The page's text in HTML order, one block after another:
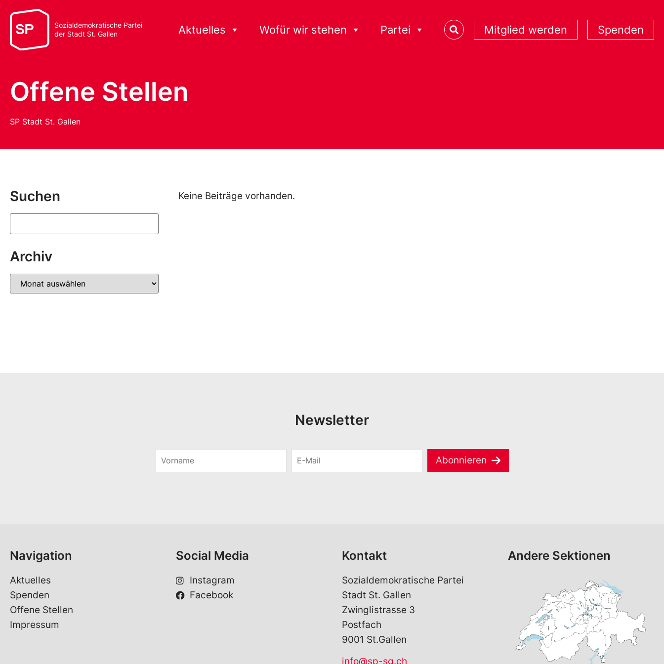
Sozialdemokratische Partei
der Stadt St. Gallen
Aktuelles Wofür wir stehen Partei Mitglied werden Spenden
Offene Stellen
SP Stadt St. Gallen
Suchen
Archiv
Keine Beiträge vorhanden.
Newsletter
r
M
Abonnieren
Navigation
Aktuelles
Spenden
Offene Stellen
Impressum
Social Media
Instagram
Facebook
Kontakt
Sozialdemokratische Partei
Stadt St. Gallen
Zwinglistrasse 3
Postfach
9001 St.Gallen
info@sp-sg.ch
Andere Sektionen